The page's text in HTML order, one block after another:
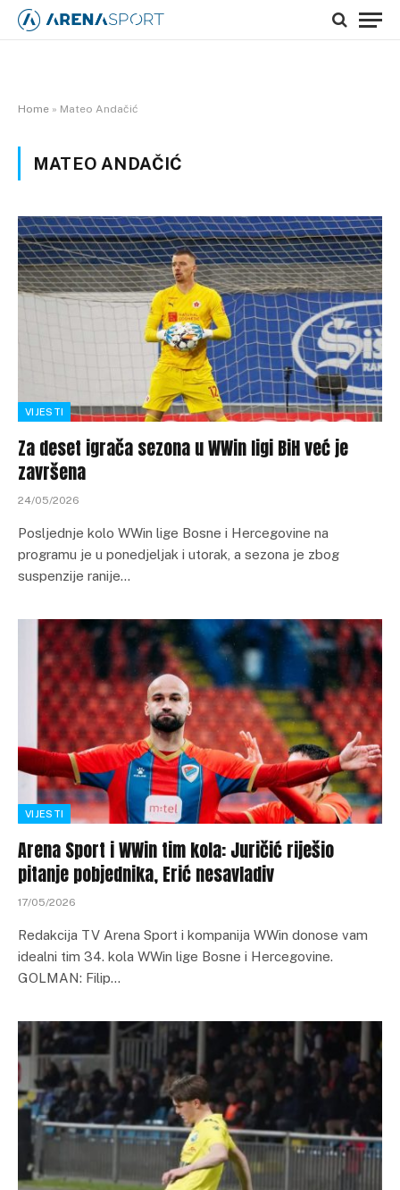
Home » Mateo Andačić
MATEO ANDAČIĆ
VIJESTI
Za deset igrača sezona u WWin ligi BiH već je
završena
24/05/2026
Posljednje kolo WWin lige Bosne i Hercegovine na
programu je u ponedjeljak i utorak, a sezona je zbog
suspenzije ranije…
VIJESTI
Arena Sport i WWin tim kola: Juričić riješio
pitanje pobjednika, Erić nesavladiv
17/05/2026
Redakcija TV Arena Sport i kompanija WWin donose vam
idealni tim 34. kola WWin lige Bosne i Hercegovine.
GOLMAN: Filip…